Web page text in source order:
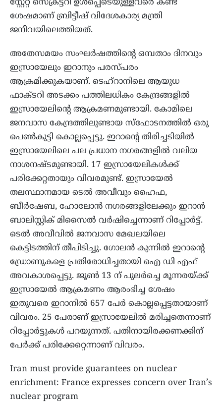
സ്റ്റേറ്റ് സെക്രട്ടറി ഉൾപ്പെടെയുള്ളവരെ കണ്ട
ശേഷമാണ് ബ്രിട്ടീഷ് വിദേശകാര്യ മന്ത്രി
ജനീവയിലെത്തിയത്.
അതേസമയം സംഘർഷത്തിന്‍റെ ഒമ്പതാം ദിനവും
ഇസ്രായേലും ഇറാനും പരസ്പരം
ആക്രമിക്കുകയാണ്. ടെഹ്റാനിലെ ആയുധ
ഫാക്ടറി അടക്കം പത്തിലധികം കേന്ദ്രങ്ങളില്‍
ഇസ്രായേലിന്‍റെ ആക്രമണമുണ്ടായി. കോമിലെ
ജനവാസ കേന്ദ്രത്തിലുണ്ടായ സ്ഫോടനത്തില്‍ ഒരു
പെണ്‍കുട്ടി കൊല്ലപ്പെട്ടു. ഇറാന്‍റെ തിരിച്ചടിയില്‍
ഇസ്രായേലിലെ പല പ്രധാന നഗരങ്ങളില്‍ വലിയ
നാശനഷ്ടമുണ്ടായി. 17 ഇസ്രായേലികള്‍ക്ക്
പരിക്കേറ്റതായും വിവരമുണ്ട്. ഇസ്രായേല്‍
തലസ്ഥാനമായ ടെല്‍ അവീവും ഹൈഫ,
ബീര്‍ഷേബ, ഹോലോന്‍ നഗരങ്ങളിലേക്കും ഇറാന്‍
ബാലിസ്റ്റിക് മിസൈല്‍ വര്‍ഷിച്ചെന്നാണ് റിപ്പോർട്ട്.
ടെല്‍ അവീവില്‍ ജനവാസ മേഖലയിലെ
കെട്ടിടത്തിന് തീപിടിച്ചു. ഗോലന്‍ കുന്നില്‍ ഇറാന്‍റെ
ഡ്രോണുകളെ പ്രതിരോധിച്ചതായി ഐ ഡി എഫ്
അവകാശപ്പെട്ടു. ജൂണ്‍ 13 ന് പുലര്‍ച്ചെ മൂന്നരയ്ക്ക്
ഇസ്രായേല്‍ ആക്രമണം ആരംഭിച്ച ശേഷം
ഇതുവരെ ഇറാനില്‍ 657 പേര്‍ കൊല്ലപ്പെട്ടതായാണ്
വിവരം. 25 പേരാണ് ഇസ്രായേലില്‍ മരിച്ചതെന്നാണ്
റിപ്പോർട്ടുകൾ പറയുന്നത്. പതിനായിരക്കണക്കിന്
പേര്‍ക്ക് പരിക്കേറ്റെന്നാണ് വിവരം.
Iran must provide guarantees on nuclear
enrichment: France expresses concern over Iran’s
nuclear program